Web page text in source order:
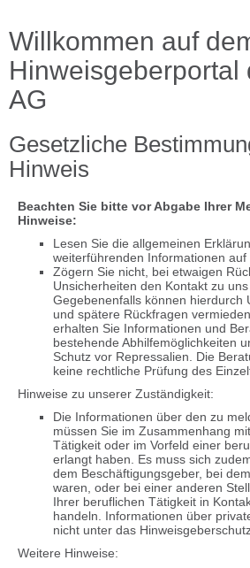
Willkommen auf
Hinweisgeberportal
AG
Gesetzliche
Hinweis
Beachten Sie bitte vor Abgabe Ihrer
Hinweise:
Lesen Sie die allgemeinen
weiterführenden Informationen auf
Zögern Sie nicht, bei etwaigen
Unsicherheiten den Kontakt zu uns
Gegebenenfalls können hierdurch
und spätere Rückfragen
erhalten Sie Informationen und
bestehende Abhilfemöglichkeiten
Schutz vor Repressalien. Die
keine rechtliche Prüfung des
Hinweise zu unserer Zuständigkeit:
Die Informationen über den zu
müssen Sie im Zusammenhang
Tätigkeit oder im Vorfeld einer
erlangt haben. Es muss sich
dem Beschäftigungsgeber, bei
waren, oder bei einer anderen
Ihrer beruflichen Tätigkeit in
handeln. Informationen über
nicht unter das
Weitere Hinweise: